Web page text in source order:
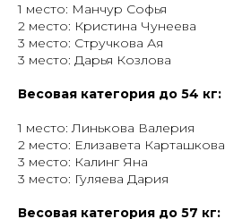
1 место: Манчур Софья
2 место: Кристина Чунеева
3 место: Стручкова Ая
3 место: Дарья Козлова
Весовая категория до 54 кг:
1 место: Линькова Валерия
2 место: Елизавета Карташкова
3 место: Калинг Яна
3 место: Гуляева Дария
Весовая категория до 57 кг: